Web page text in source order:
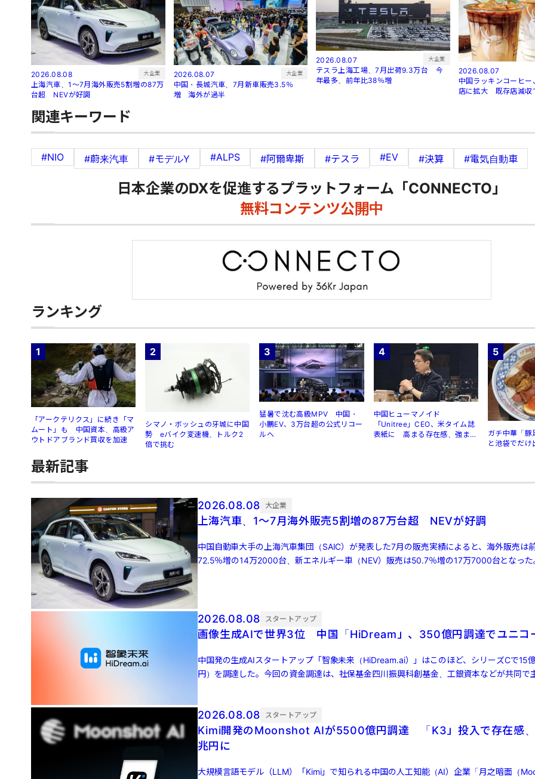
2026.08.08 大企業
上海汽車、1～7月海外販売5割増の87万
台超 NEVが好調
2026.08.07 大企業
中国・長城汽車、7月新車販売3.5％
増 海外が過半
2026.08.07 大企業
テスラ上海工場、7月出荷9.3万台 今
年最多、前年比38％増
2026.08.07
中国ラッキンコーヒ
店に拡大 既存店減収
関連キーワード
#NIO #蔚来汽車 #モデルY #ALPS #阿爾卑斯 #テスラ #EV #決算 #電気自動車
日本企業のDXを促進するプラットフォーム「CONNECTO」
無料コンテンツ公開中
ランキング
1
「アークテリクス」に続き「マ
ムート」も 中国資本、高級ア
ウトドアブランド買収を加速
2
シマノ・ボッシュの牙城に中国
勢 eバイク変速機、トルク2
倍で挑む
3
猛暑で沈む高級MPV 中国・
小鵬EV、3万台超の公式リコー
ルへ
4
中国ヒューマノイド
「Unitree」CEO、米タイム誌
表紙に 高まる存在感、強まる
5
ガチ中華「豚
と池袋でだ
最新記事
2026.08.08 大企業
上海汽車、1～7月海外販売5割増の87万台超 NEVが好調
中国自動車大手の上海汽車集団（SAIC）が発表した7月の販売実績によると、海外販売は
72.5％増の14万2000台、新エネルギー車（NEV）販売は50.7％増の17万7000台となっ
33万900 […]
2026.08.08 スタートアップ
画像生成AIで世界3位 中国「HiDream」、350億円調達でユニコ
中国発の生成AIスタートアップ「智象未来（HiDream.ai）」はこのほど、シリーズCで15
円）を調達した。今回の資金調達は、社保基金四川振興科創基金、工銀資本などが共同で
2026.08.08 スタートアップ
Kimi開発のMoonshot AIが5500億円調達 「K3」投入で存在感
兆円に
大規模言語モデル（LLM）「Kimi」で知られる中国の人工知能（AI）企業「月之暗面（